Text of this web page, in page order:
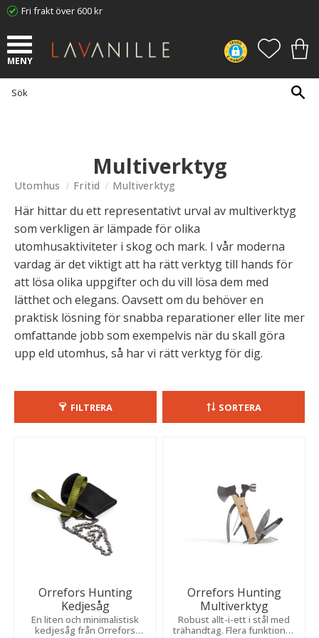
Fri frakt över 600 kr
Multiverktyg
Utomhus Fritid Multiverktyg
Här hittar du ett representativt urval av multiverktyg
som verkligen är lämpade för olika
utomhusaktiviteter i skog och mark. I vår moderna
vardag är det viktigt att ha rätt verktyg till hands för
att lösa olika uppgifter och du vill lösa dem med
lätthet och elegans. Oavsett om du behöver en
praktisk lösning för snabba reparationer eller lite mer
omfattande jobb som exempelvis när du skall göra
upp eld utomhus, så har vi rätt verktyg för dig.
FILTRERA SORTERA
Orrefors Hunting
Kedjesåg
En liten och minimalistisk
kedjesåg från Orrefors
Orrefors Hunting
Multiverktyg
Robust allt-i-ett i stål med
trähandtag. Flera funktioner